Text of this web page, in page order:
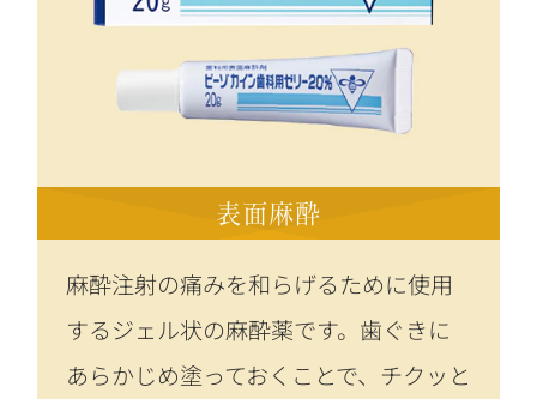
表面麻酔
麻酔注射の痛みを和らげるために使用
するジェル状の麻酔薬です。歯ぐきに
あらかじめ塗っておくことで、チクッと